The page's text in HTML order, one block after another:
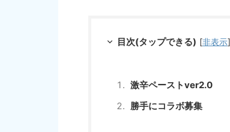
目次(タップできる) [非表示]
激辛ペーストver2.0
勝手にコラボ募集